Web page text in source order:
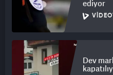
ediyor
Dev